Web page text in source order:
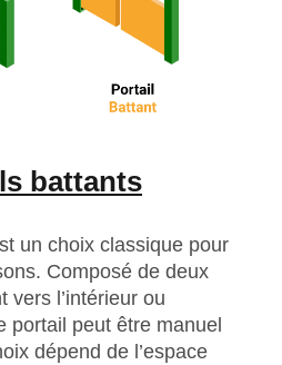
battants
un choix classique pour
Composé de deux
vers l’intérieur ou
portail peut être manuel
dépend de l’espace